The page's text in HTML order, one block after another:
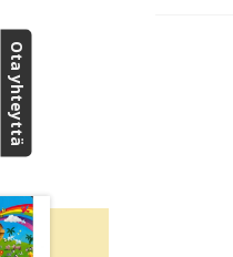
Ota yhteyttä